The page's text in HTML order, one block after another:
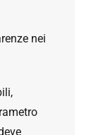
nei